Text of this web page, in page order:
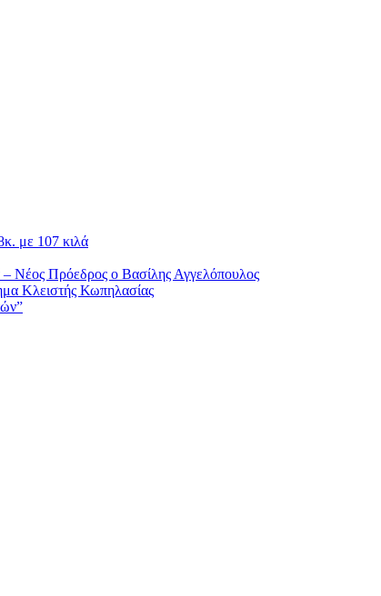
με 107 κιλά
Νέος Πρόεδρος ο Βασίλης Αγγελόπουλος
Κλειστής Κωπηλασίας